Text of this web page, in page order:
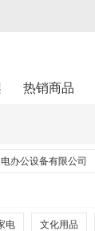
热销商品
办公设备有限公司
电 文化用品